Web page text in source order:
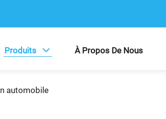
Produits À Propos De Nous
automobile